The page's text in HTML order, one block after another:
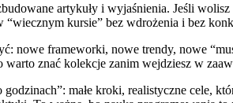
artykuły i wyjaśnienia. Jeśli
kursie” bez wdrożenia i bez
nowe frameworki, nowe trendy, nowe
znać kolekcje zanim wejdziesz w
małe kroki, realistyczne cele,